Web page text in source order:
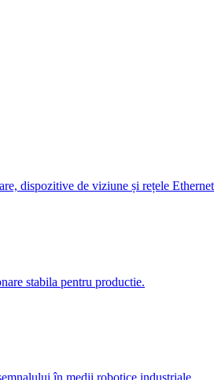
dispozitive de viziune și rețele
stabila pentru productie.
în medii robotice industriale.